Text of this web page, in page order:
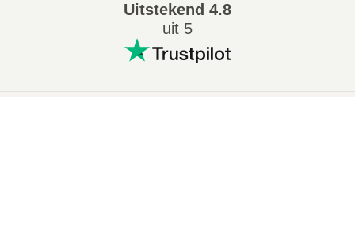
Uitstekend 4.8
uit 5